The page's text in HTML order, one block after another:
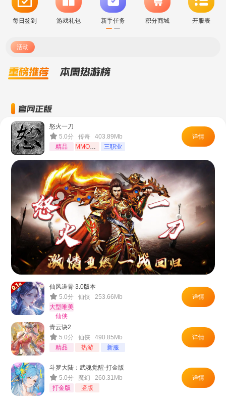
每日签到 游戏礼包 新手任务 积分商城 开服表
活动
怒火一刀
5.0分 传奇 403.89Mb
精品
MMORPG 三职业
详情
仙风道骨 3.0版本
5.0分 仙侠 253.66Mb
大型唯美
仙侠
详情
青云诀2
5.0分 仙侠 490.85Mb
精品
热游 新服
详情
斗罗大陆：武魂觉醒-打金版
5.0分 魔幻 260.31Mb
打金版
竖版
详情